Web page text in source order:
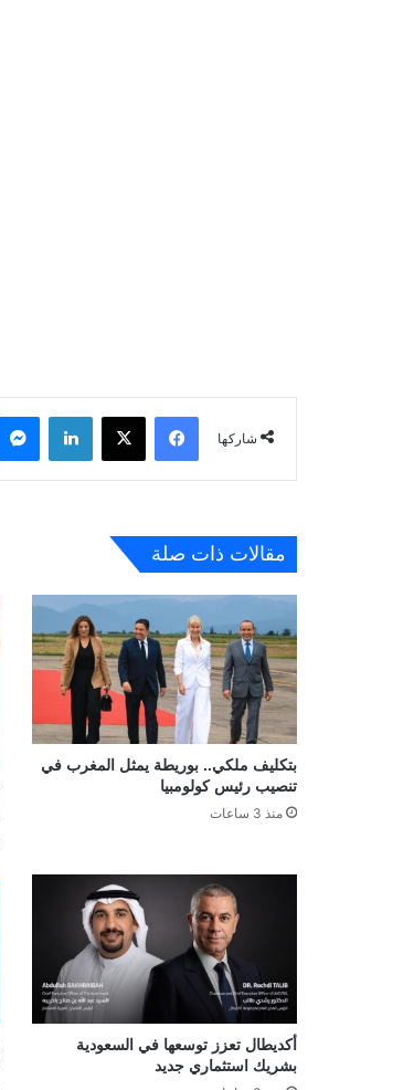
شاركها
فيسبوك لينكدإن
مقالات ذات صلة
بتكليف ملكي.. بوريطة يمثل المغرب في
تنصيب رئيس كولومبيا
منذ 3 ساعات
أكديطال تعزز توسعها في السعودية
بشريك استثماري جديد